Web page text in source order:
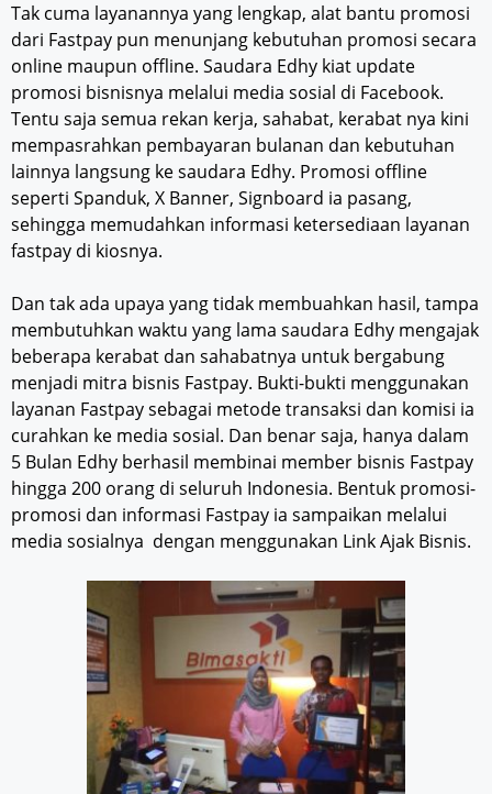
Tak cuma layanannya yang lengkap, alat bantu promosi
dari Fastpay pun menunjang kebutuhan promosi secara
online maupun offline. Saudara Edhy kiat update
promosi bisnisnya melalui media sosial di Facebook.
Tentu saja semua rekan kerja, sahabat, kerabat nya kini
mempasrahkan pembayaran bulanan dan kebutuhan
lainnya langsung ke saudara Edhy. Promosi offline
seperti Spanduk, X Banner, Signboard ia pasang,
sehingga memudahkan informasi ketersediaan layanan
fastpay di kiosnya.
Dan tak ada upaya yang tidak membuahkan hasil, tampa
membutuhkan waktu yang lama saudara Edhy mengajak
beberapa kerabat dan sahabatnya untuk bergabung
menjadi mitra bisnis Fastpay. Bukti-bukti menggunakan
layanan Fastpay sebagai metode transaksi dan komisi ia
curahkan ke media sosial. Dan benar saja, hanya dalam
5 Bulan Edhy berhasil membinai member bisnis Fastpay
hingga 200 orang di seluruh Indonesia. Bentuk promosi-
promosi dan informasi Fastpay ia sampaikan melalui
media sosialnya dengan menggunakan Link Ajak Bisnis.